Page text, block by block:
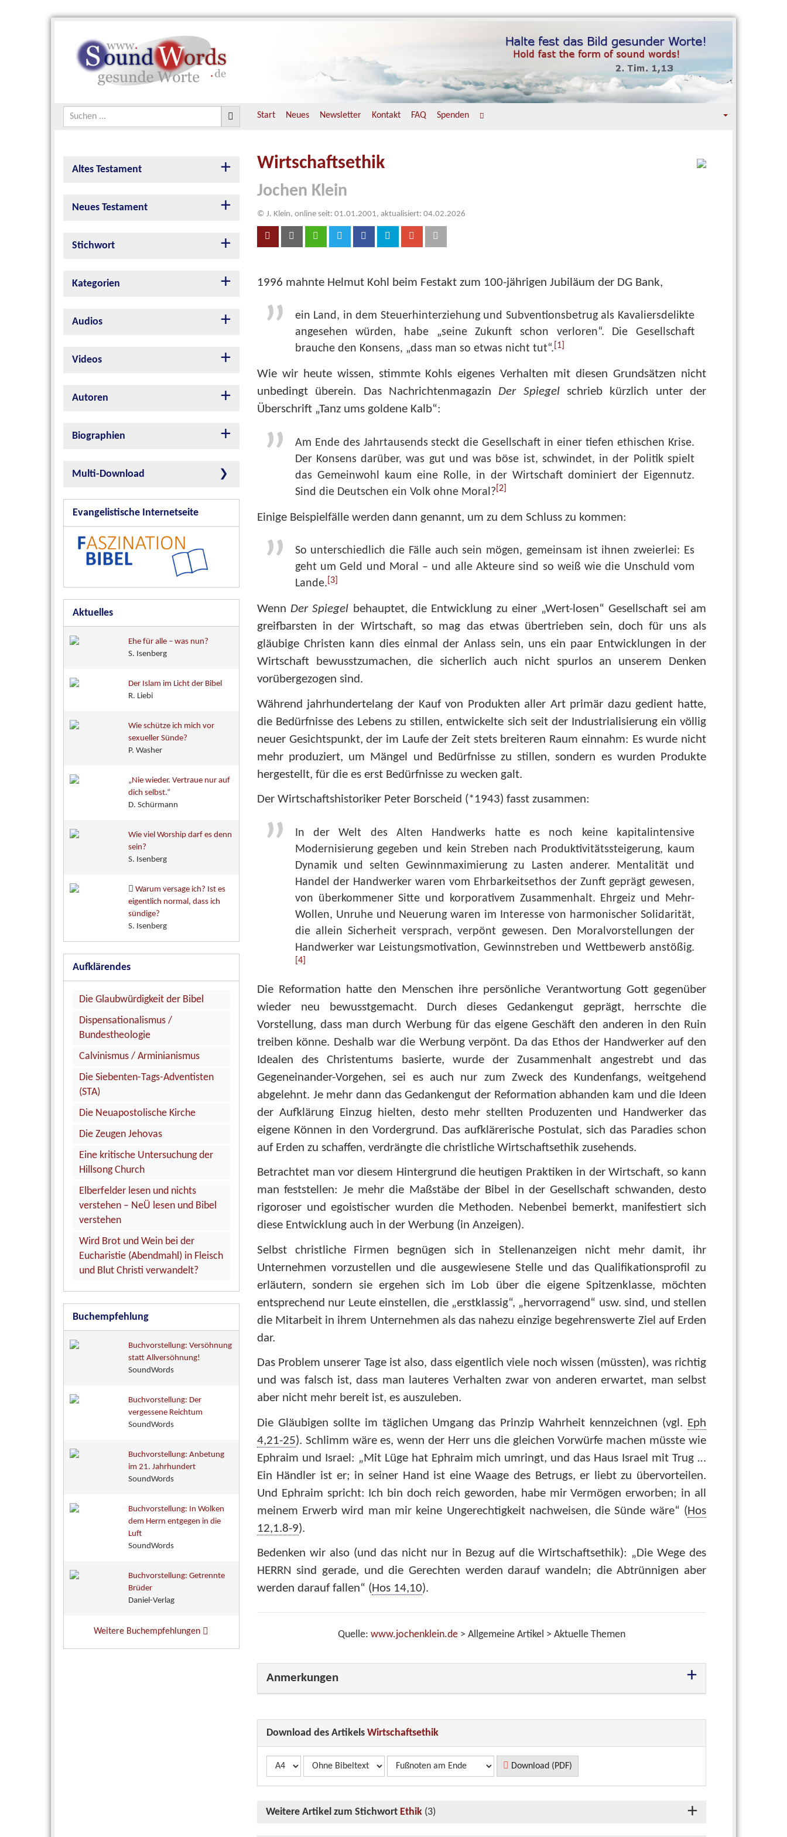
Start Neues Newsletter Kontakt FAQ Spenden
Altes Testament
Neues Testament
Stichwort
Kategorien
Audios
Videos
Autoren
Biographien
Multi-Download
Evangelistische Internetseite
Aktuelles
Ehe für alle – was nun?
S. Isenberg
Der Islam im Licht der Bibel
R. Liebi
Wie schütze ich mich vor
sexueller Sünde?
P. Washer
„Nie wieder. Vertraue nur auf
dich selbst.“
D. Schürmann
Wie viel Worship darf es denn
sein?
S. Isenberg
Warum versage ich? Ist es
eigentlich normal, dass ich
sündige?
S. Isenberg
Aufklärendes
Die Glaubwürdigkeit der Bibel
Dispensationalismus /
Bundestheologie
Calvinismus / Arminianismus
Die Siebenten-Tags-Adventisten
(STA)
Die Neuapostolische Kirche
Die Zeugen Jehovas
Eine kritische Untersuchung der
Hillsong Church
Elberfelder lesen und nichts
verstehen – NeÜ lesen und Bibel
verstehen
Wird Brot und Wein bei der
Eucharistie (Abendmahl) in Fleisch
und Blut Christi verwandelt?
Buchempfehlung
Buchvorstellung: Versöhnung
statt Allversöhnung!
SoundWords
Buchvorstellung: Der
vergessene Reichtum
SoundWords
Buchvorstellung: Anbetung
im 21. Jahrhundert
SoundWords
Buchvorstellung: In Wolken
dem Herrn entgegen in die
Luft
SoundWords
Buchvorstellung: Getrennte
Brüder
Daniel-Verlag
Weitere Buchempfehlungen
Wirtschaftsethik
Jochen Klein
© J. Klein, online seit: 01.01.2001, aktualisiert: 04.02.2026
1996 mahnte Helmut Kohl beim Festakt zum 100-jährigen Jubiläum der DG Bank,
ein Land, in dem Steuerhinterziehung und Subventionsbetrug als Kavaliersdelikte
angesehen würden, habe „seine Zukunft schon verloren“. Die Gesellschaft
brauche den Konsens, „dass man so etwas nicht tut“. [1]
Wie wir heute wissen, stimmte Kohls eigenes Verhalten mit diesen Grundsätzen nicht
unbedingt überein. Das Nachrichtenmagazin Der Spiegelschrieb kürzlich unter der
Überschrift „Tanz ums goldene Kalb“:
Am Ende des Jahrtausends steckt die Gesellschaft in einer tiefen ethischen Krise.
Der Konsens darüber, was gut und was böse ist, schwindet, in der Politik spielt
das Gemeinwohl kaum eine Rolle, in der Wirtschaft dominiert der Eigennutz.
Sind die Deutschen ein Volk ohne Moral? [2]
Einige Beispielfälle werden dann genannt, um zu dem Schluss zu kommen:
So unterschiedlich die Fälle auch sein mögen, gemeinsam ist ihnen zweierlei: Es
geht um Geld und Moral – und alle Akteure sind so weiß wie die Unschuld vom
Lande. [3]
Wenn Der Spiegel behauptet, die Entwicklung zu einer „Wert-losen“ Gesellschaft sei am
greifbarsten in der Wirtschaft, so mag das etwas übertrieben sein, doch für uns als
gläubige Christen kann dies einmal der Anlass sein, uns ein paar Entwicklungen in der
Wirtschaft bewusstzumachen, die sicherlich auch nicht spurlos an unserem Denken
vorübergezogen sind.
Während jahrhundertelang der Kauf von Produkten aller Art primär dazu gedient hatte,
die Bedürfnisse des Lebens zu stillen, entwickelte sich seit der Industrialisierung ein völlig
neuer Gesichtspunkt, der im Laufe der Zeit stets breiteren Raum einnahm: Es wurde nicht
mehr produziert, um Mängel und Bedürfnisse zu stillen, sondern es wurden Produkte
hergestellt, für die es erst Bedürfnisse zu wecken galt.
Der Wirtschaftshistoriker Peter Borscheid (*1943) fasst zusammen:
In der Welt des Alten Handwerks hatte es noch keine kapitalintensive
Modernisierung gegeben und kein Streben nach Produktivitätssteigerung, kaum
Dynamik und selten Gewinnmaximierung zu Lasten anderer. Mentalität und
Handel der Handwerker waren vom Ehrbarkeitsethos der Zunft geprägt gewesen,
von überkommener Sitte und korporativem Zusammenhalt. Ehrgeiz und Mehr-
Wollen, Unruhe und Neuerung waren im Interesse von harmonischer Solidarität,
die allein Sicherheit versprach, verpönt gewesen. Den Moralvorstellungen der
Handwerker war Leistungsmotivation, Gewinnstreben und Wettbewerb anstößig.
[4]
Die Reformation hatte den Menschen ihre persönliche Verantwortung Gott gegenüber
wieder neu bewusstgemacht. Durch dieses Gedankengut geprägt, herrschte die
Vorstellung, dass man durch Werbung für das eigene Geschäft den anderen in den Ruin
treiben könne. Deshalb war die Werbung verpönt. Da das Ethos der Handwerker auf den
Idealen des Christentums basierte, wurde der Zusammenhalt angestrebt und das
Gegeneinander-Vorgehen, sei es auch nur zum Zweck des Kundenfangs, weitgehend
abgelehnt. Je mehr dann das Gedankengut der Reformation abhanden kam und die Ideen
der Aufklärung Einzug hielten, desto mehr stellten Produzenten und Handwerker das
eigene Können in den Vordergrund. Das aufklärerische Postulat, sich das Paradies schon
auf Erden zu schaffen, verdrängte die christliche Wirtschaftsethik zusehends.
Betrachtet man vor diesem Hintergrund die heutigen Praktiken in der Wirtschaft, so kann
man feststellen: Je mehr die Maßstäbe der Bibel in der Gesellschaft schwanden, desto
rigoroser und egoistischer wurden die Methoden. Nebenbei bemerkt, manifestiert sich
diese Entwicklung auch in der Werbung (in Anzeigen).
Selbst christliche Firmen begnügen sich in Stellenanzeigen nicht mehr damit, ihr
Unternehmen vorzustellen und die ausgewiesene Stelle und das Qualifikationsprofil zu
erläutern, sondern sie ergehen sich im Lob über die eigene Spitzenklasse, möchten
entsprechend nur Leute einstellen, die „erstklassig“, „hervorragend“ usw. sind, und stellen
die Mitarbeit in ihrem Unternehmen als das nahezu einzige begehrenswerte Ziel auf Erden
dar.
Das Problem unserer Tage ist also, dass eigentlich viele noch wissen (müssten), was richtig
und was falsch ist, dass man lauteres Verhalten zwar von anderen erwartet, man selbst
aber nicht mehr bereit ist, es auszuleben.
Die Gläubigen sollte im täglichen Umgang das Prinzip Wahrheit kennzeichnen (vgl. Eph
4,21-25). Schlimm wäre es, wenn der Herr uns die gleichen Vorwürfe machen müsste wie
Ephraim und Israel: „Mit Lüge hat Ephraim mich umringt, und das Haus Israel mit Trug …
Ein Händler ist er; in seiner Hand ist eine Waage des Betrugs, er liebt zu übervorteilen.
Und Ephraim spricht: Ich bin doch reich geworden, habe mir Vermögen erworben; in all
meinem Erwerb wird man mir keine Ungerechtigkeit nachweisen, die Sünde wäre“ (Hos
12,1.8-9).
Bedenken wir also (und das nicht nur in Bezug auf die Wirtschaftsethik): „Die Wege des
HERRN sind gerade, und die Gerechten werden darauf wandeln; die Abtrünnigen aber
werden darauf fallen“ (Hos 14,10).
Quelle: www.jochenklein.de> Allgemeine Artikel > Aktuelle Themen
Anmerkungen
Download des Artikels Wirtschaftsethik
Download (PDF)
Weitere Artikel zum Stichwort Ethik (3)